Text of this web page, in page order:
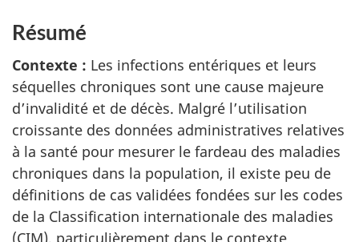
Résumé
Contexte : Les infections entériques et leurs
séquelles chroniques sont une cause majeure
d’invalidité et de décès. Malgré l’utilisation
croissante des données administratives relatives
à la santé pour mesurer le fardeau des maladies
chroniques dans la population, il existe peu de
définitions de cas validées fondées sur les codes
de la Classification internationale des maladies
(CIM), particulièrement dans le contexte